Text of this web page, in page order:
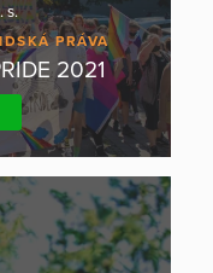
s.
PRÁVA
2021